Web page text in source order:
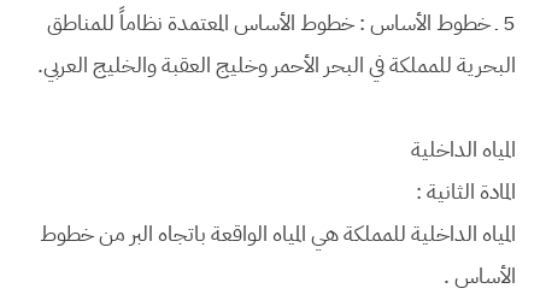
5 ـ خطوط الأساس : خطوط الأساس المعتمدة نظاماً للمناطق
البحرية للمملكة في البحر الأحمر وخليج العقبة والخليج العربي.
المياه الداخلية
المادة الثانية :
المياه الداخلية للمملكة هي المياه الواقعة باتجاه البر من خطوط
الأساس .